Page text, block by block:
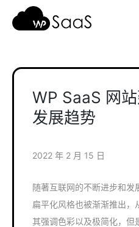
WP SaaS 网
发展趋势
2022 年 2 月 15 日
随著互联网的不断进步和发
扁平化风格也被渐渐推出，
其强调色彩以及极简化，但